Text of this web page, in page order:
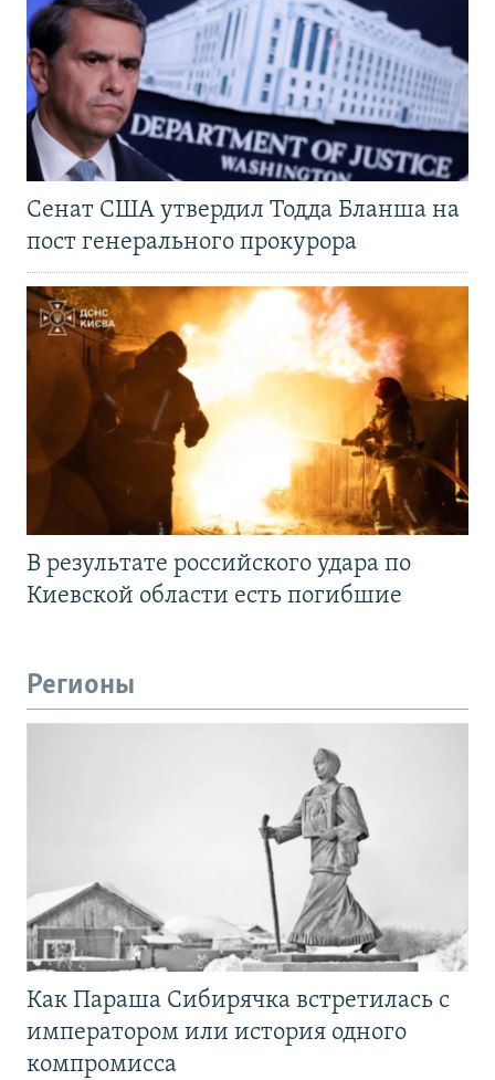
Сенат США утвердил Тодда Бланша на
пост генерального прокурора
В результате российского удара по
Киевской области есть погибшие
Регионы
Как Параша Сибирячка встретилась с
императором или история одного
компромисса